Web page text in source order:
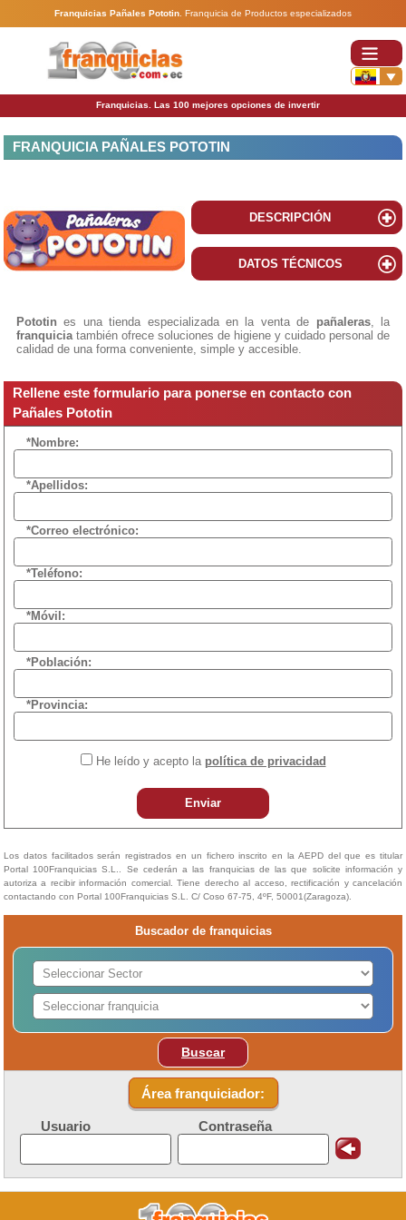
Franquicias Pañales Pototin Franquicia de Productos especializados
Franquicias. Las 100 mejores opciones de invertir
FRANQUICIA PAÑALES POTOTIN
DESCRIPCIÓN
DATOS TÉCNICOS
Pototines una tienda especializada en la venta de pañaleras, la
franquicia también ofrece soluciones de higiene y cuidado personal de
calidad de una forma conveniente, simple y accesible.
Rellene este formulario para ponerse en contacto con
Pañales Pototin
*Nombre:
*Apellidos:
*Correo electrónico:
*Teléfono:
*Móvil:
*Población:
*Provincia:
He leído y acepto la política de privacidad
Enviar
Los datos facilitados serán registrados en un fichero inscrito en la AEPD del que es titular
Portal 100Franquicias S.L.. Se cederán a las franquicias de las que solicite información y
autoriza a recibir información comercial. Tiene derecho al acceso, rectificación y cancelación
contactando con Portal 100Franquicias S.L. C/ Coso 67-75, 4ºF, 50001(Zaragoza).
Buscador de franquicias
Buscar
Área franquiciador:
Usuario Contraseña